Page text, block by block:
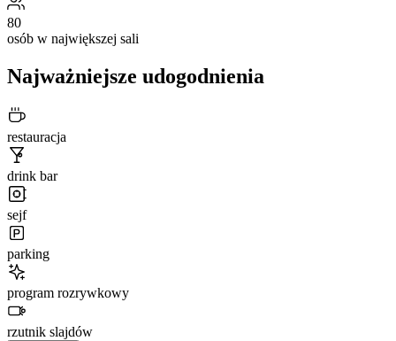
80
osób w największej sali
Najważniejsze udogodnienia
restauracja
drink bar
sejf
parking
program rozrywkowy
rzutnik slajdów